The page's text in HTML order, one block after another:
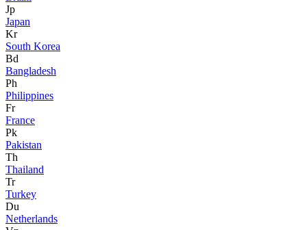
Jp
Japan
Kr
South Korea
Bd
Bangladesh
Ph
Philippines
Fr
France
Pk
Pakistan
Th
Thailand
Tr
Turkey
Du
Netherlands